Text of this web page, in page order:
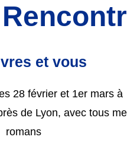
et vous
28 février et 1er mars à
de Lyon, avec tous
romans